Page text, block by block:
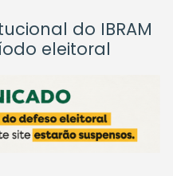
do IBRAM
eleitoral